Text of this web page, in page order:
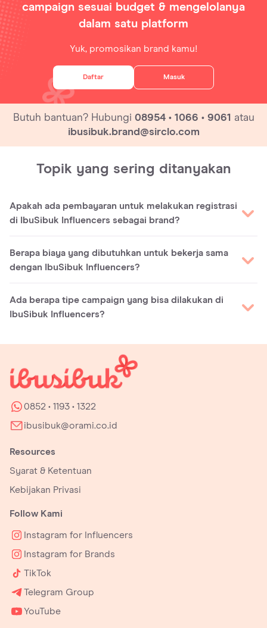
campaign sesuai budget & mengelolanya
dalam satu platform
Yuk, promosikan brand kamu!
Daftar Masuk
Butuh bantuan? Hubungi 08954 • 1066 • 9061 atau
ibusibuk.brand@sirclo.com
Topik yang sering ditanyakan
Apakah ada pembayaran untuk melakukan registrasi
di IbuSibuk Influencers sebagai brand?
akan dikenakan biaya setelah memilih jenis paket yang
kamu inginkan.
Berapa biaya yang dibutuhkan untuk bekerja sama
dengan IbuSibuk Influencers?
Momfluencers yang kamu pilih. Lanjutkan registrasi
untuk mendapatkan info lebih lanjut.
Ada berapa tipe campaign yang bisa dilakukan di
IbuSibuk Influencers?
Riset/survei untuk mendapatkan insight yang
0852 • 1193 • 1322
ibusibuk@orami.co.id
Resources
Syarat & Ketentuan
Kebijakan Privasi
Follow Kami
Instagram for Influencers
Instagram for Brands
TikTok
Telegram Group
YouTube